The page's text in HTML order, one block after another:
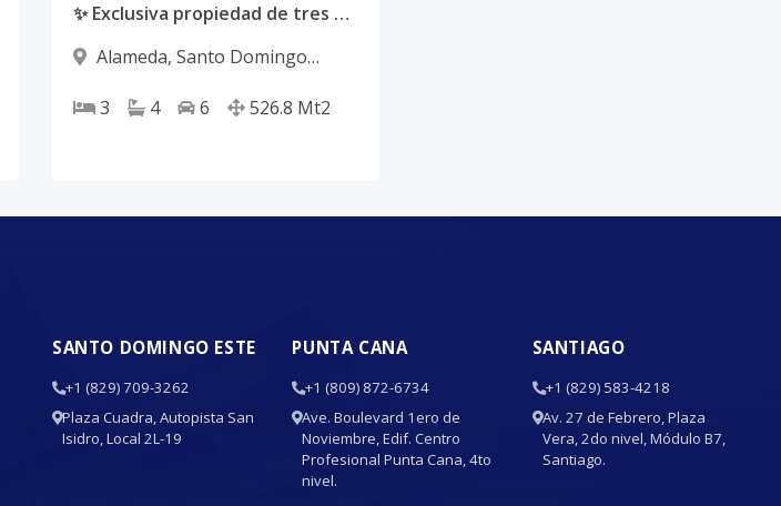
✨ Exclusiva propiedad de tres niveles con piscina y amplio terreno
Alameda, Santo Domingo
3
4 6 526.8 Mt2
SANTO DOMINGO ESTE
+1 (829) 709-3262
Plaza Cuadra, Autopista San
Isidro, Local 2L-19
PUNTA CANA
+1 (809) 872-6734
Ave. Boulevard 1ero de
Noviembre, Edif. Centro
Profesional Punta Cana, 4to
nivel.
SANTIAGO
+1 (829) 583-4218
Av. 27 de Febrero, Plaza
Vera, 2do nivel, Módulo B7,
Santiago.